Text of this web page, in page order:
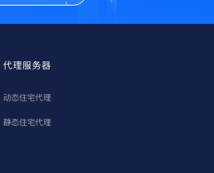
代理服务器
动态住宅代理
静态住宅代理